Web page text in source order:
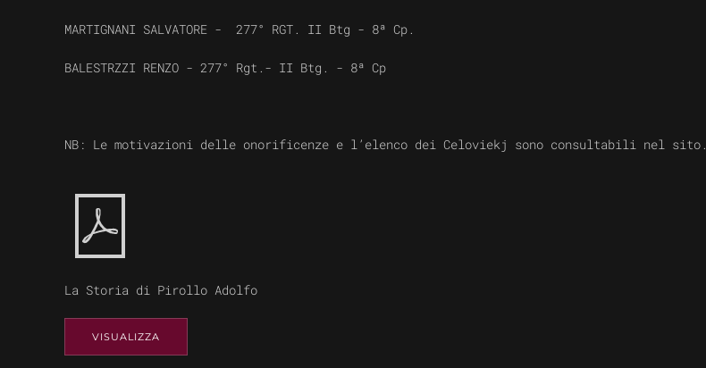
MARTIGNANI SALVATORE - 277° RGT. II Btg - 8ª Cp.
BALESTRZZI RENZO - 277° Rgt.- II Btg. - 8ª Cp
NB: Le motivazioni delle onorificenze e l’elenco dei Celoviekj sono consultabili nel sito.
La Storia di Pirollo Adolfo
VISUALIZZA